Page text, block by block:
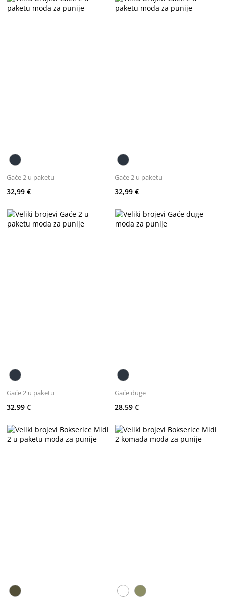
Gaće 2 u paketu
32,99 €
Gaće 2 u paketu
32,99 €
Gaće 2 u paketu
32,99 €
Gaće duge
28,59 €